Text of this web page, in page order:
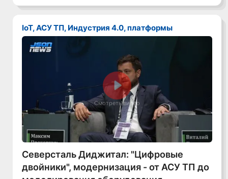
IoT, АСУ ТП, Индустрия 4.0, платформы
Смотреть видео
Северсталь Диджитал: "Цифровые
двойники", модернизация - от АСУ ТП до